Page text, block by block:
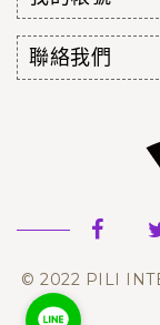
聯絡我們
© 2022 PILI